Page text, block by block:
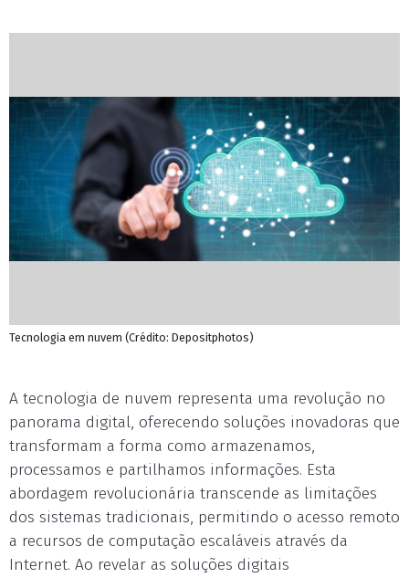
Tecnologia em nuvem (Crédito: Depositphotos)
A tecnologia de nuvem representa uma revolução no
panorama digital, oferecendo soluções inovadoras que
transformam a forma como armazenamos,
processamos e partilhamos informações. Esta
abordagem revolucionária transcende as limitações
dos sistemas tradicionais, permitindo o acesso remoto
a recursos de computação escaláveis através da
Internet. Ao revelar as soluções digitais